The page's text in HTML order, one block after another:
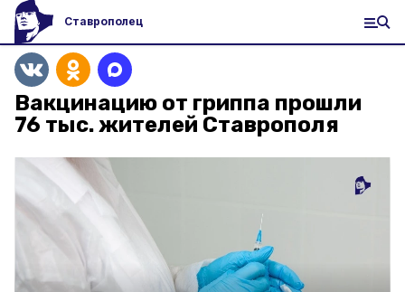
Ставрополец
Вакцинацию от гриппа прошли
76 тыс. жителей Ставрополя